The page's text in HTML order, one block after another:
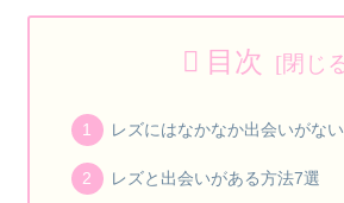
目次
レズにはなかなか出会いがない
レズと出会いがある方法7選